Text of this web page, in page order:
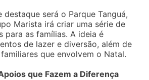
será o Parque Tanguá,
Marista irá criar uma série de
para as famílias. A ideia é
de lazer e diversão, além de
que envolvem o Natal.
que Fazem a Diferença